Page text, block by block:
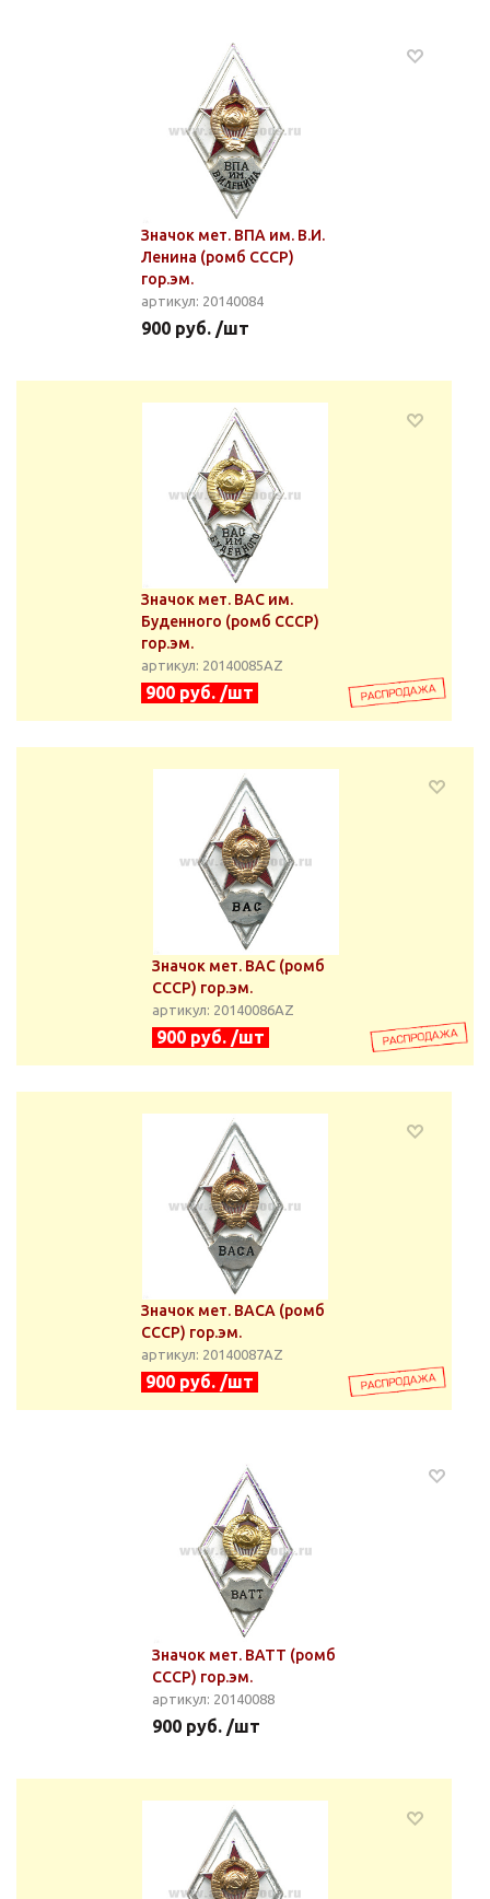
Значок мет. ВПА им. В.И.
Ленина (ромб СССР)
гор.эм.
артикул: 20140084
900 руб. /шт
Значок мет. ВАС им.
Буденного (ромб СССР)
гор.эм.
артикул: 20140085АZ
900 руб. /шт
Значок мет. ВАС (ромб
СССР) гор.эм.
артикул: 20140086АZ
900 руб. /шт
Значок мет. ВАСА (ромб
СССР) гор.эм.
артикул: 20140087АZ
900 руб. /шт
Значок мет. ВАТТ (ромб
СССР) гор.эм.
артикул: 20140088
900 руб. /шт